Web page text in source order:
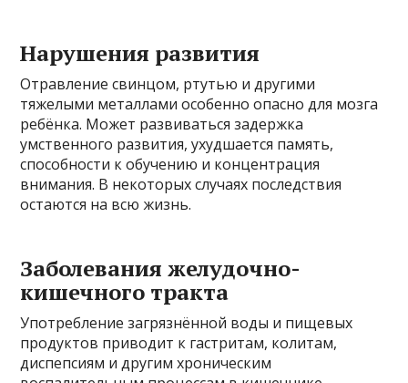
Нарушения развития
Отравление свинцом, ртутью и другими
тяжелыми металлами особенно опасно для мозга
ребёнка. Может развиваться задержка
умственного развития, ухудшается память,
способности к обучению и концентрация
внимания. В некоторых случаях последствия
остаются на всю жизнь.
Заболевания желудочно-
кишечного тракта
Употребление загрязнённой воды и пищевых
продуктов приводит к гастритам, колитам,
диспепсиям и другим хроническим